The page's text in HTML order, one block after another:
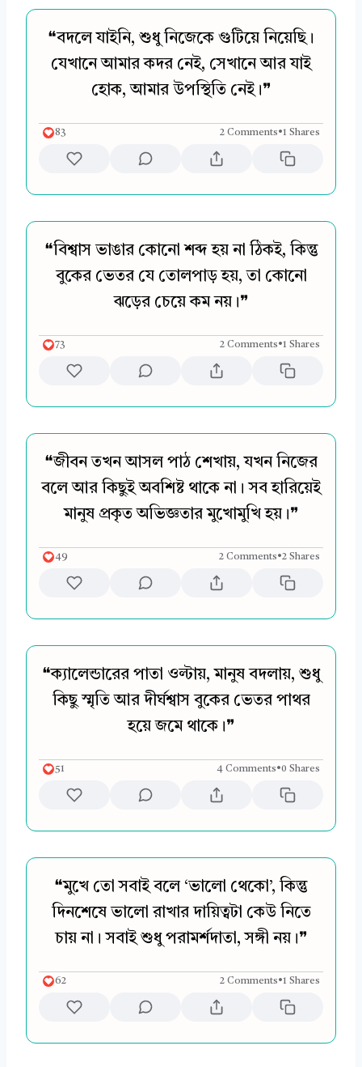
❝বদলে যাইনি, শুধু নিজেকে গুটিয়ে নিয়েছি।
যেখানে আমার কদর নেই, সেখানে আর যাই
হোক, আমার উপস্থিতি নেই।❞
83 2 Comments•1 Shares
❝বিশ্বাস ভাঙার কোনো শব্দ হয় না ঠিকই, কিন্তু
বুকের ভেতর যে তোলপাড় হয়, তা কোনো
ঝড়ের চেয়ে কম নয়।❞
73 2 Comments•1 Shares
❝জীবন তখন আসল পাঠ শেখায়, যখন নিজের
বলে আর কিছুই অবশিষ্ট থাকে না। সব হারিয়েই
মানুষ প্রকৃত অভিজ্ঞতার মুখোমুখি হয়।❞
49 2 Comments•2 Shares
❝ক্যালেন্ডারের পাতা ওল্টায়, মানুষ বদলায়, শুধু
কিছু স্মৃতি আর দীর্ঘশ্বাস বুকের ভেতর পাথর
হয়ে জমে থাকে।❞
51 4 Comments•0 Shares
❝মুখে তো সবাই বলে ‘ভালো থেকো’, কিন্তু
দিনশেষে ভালো রাখার দায়িত্বটা কেউ নিতে
চায় না। সবাই শুধু পরামর্শদাতা, সঙ্গী নয়।❞
62 2 Comments•1 Shares